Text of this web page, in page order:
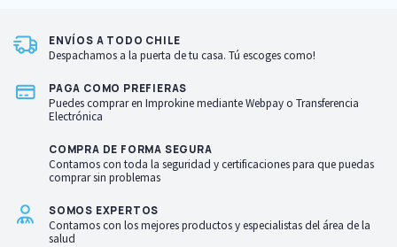
ENVÍOS A TODO CHILE
Despachamos a la puerta de tu casa. Tú escoges como!
PAGA COMO PREFIERAS
Puedes comprar en Improkine mediante Webpay o Transferencia
Electrónica
COMPRA DE FORMA SEGURA
Contamos con toda la seguridad y certificaciones para que puedas
comprar sin problemas
SOMOS EXPERTOS
Contamos con los mejores productos y especialistas del área de la
salud